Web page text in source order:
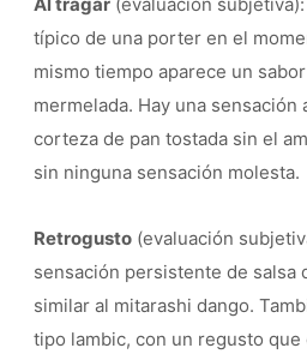
típico de una porter en el
mismo tiempo aparece un
mermelada. Hay una sensación
corteza de pan tostada sin el
sin ninguna sensación molesta.
Retrogusto (evaluación
sensación persistente de salsa
similar al mitarashi dango.
tipo lambic, con un regusto que